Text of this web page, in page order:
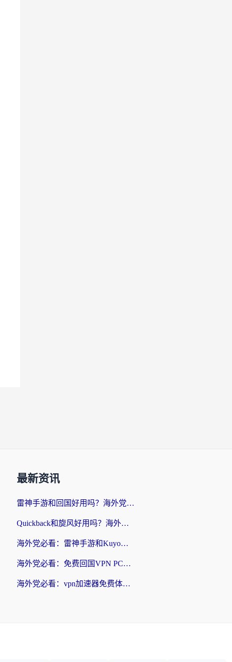
最新资讯
雷神手游和回国好用吗？海外党亲测：选对加速器才能无缝刷剧打游戏
Quickback和旋风好用吗？海外华人亲测：选对回国加速器才能无缝看央视5
海外党必看：雷神手游和Kuyo好用吗？3款回国加速器实测+避坑指南
海外党必看：免费回国VPN PC真的能用？附国内高速VPN选择全攻略
海外党必看：vpn加速器免费体验？选对回国加速器才能无缝刷国内剧玩国服